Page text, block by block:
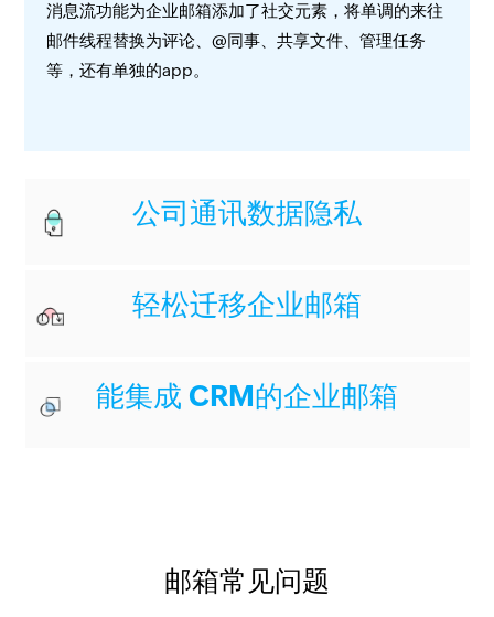
消息流功能为企业邮箱添加了社交元素，将单调的来往
邮件线程替换为评论、@同事、共享文件、管理任务
等，还有单独的app。
公司通讯数据隐私
轻松迁移企业邮箱
能集成 CRM的企业邮箱
邮箱常见问题